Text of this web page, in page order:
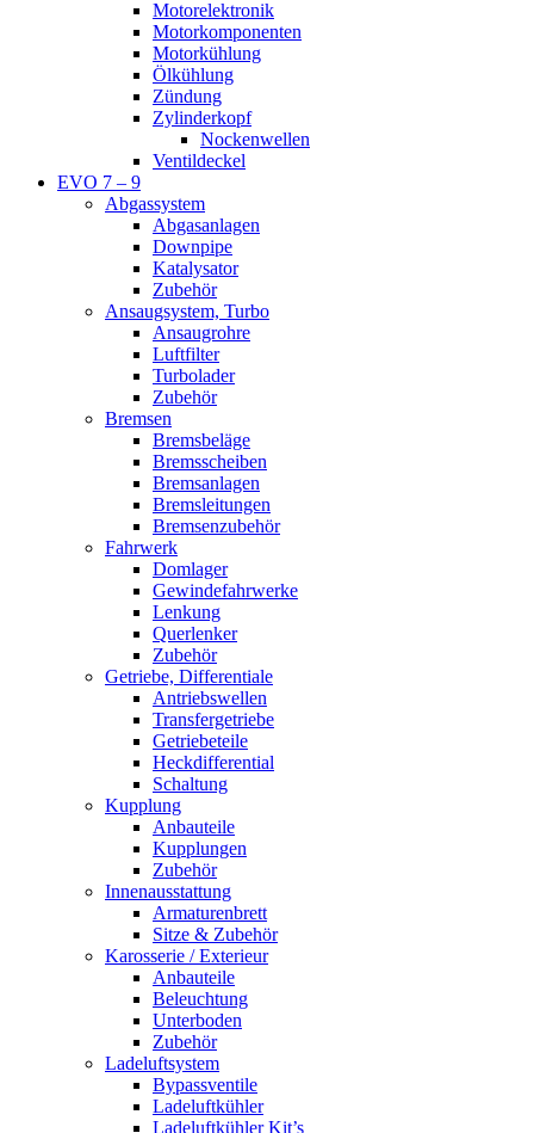
Motorelektronik
Motorkomponenten
Motorkühlung
Ölkühlung
Zündung
Zylinderkopf
Nockenwellen
Ventildeckel
EVO 7 – 9
Abgassystem
Abgasanlagen
Downpipe
Katalysator
Zubehör
Ansaugsystem, Turbo
Ansaugrohre
Luftfilter
Turbolader
Zubehör
Bremsen
Bremsbeläge
Bremsscheiben
Bremsanlagen
Bremsleitungen
Bremsenzubehör
Fahrwerk
Domlager
Gewindefahrwerke
Lenkung
Querlenker
Zubehör
Getriebe, Differentiale
Antriebswellen
Transfergetriebe
Getriebeteile
Heckdifferential
Schaltung
Kupplung
Anbauteile
Kupplungen
Zubehör
Innenausstattung
Armaturenbrett
Sitze & Zubehör
Karosserie / Exterieur
Anbauteile
Beleuchtung
Unterboden
Zubehör
Ladeluftsystem
Bypassventile
Ladeluftkühler
Ladeluftkühler Kit’s